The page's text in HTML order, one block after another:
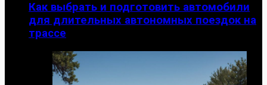
Как выбрать и подготовить автомобили
для длительных автономных поездок на
трассе